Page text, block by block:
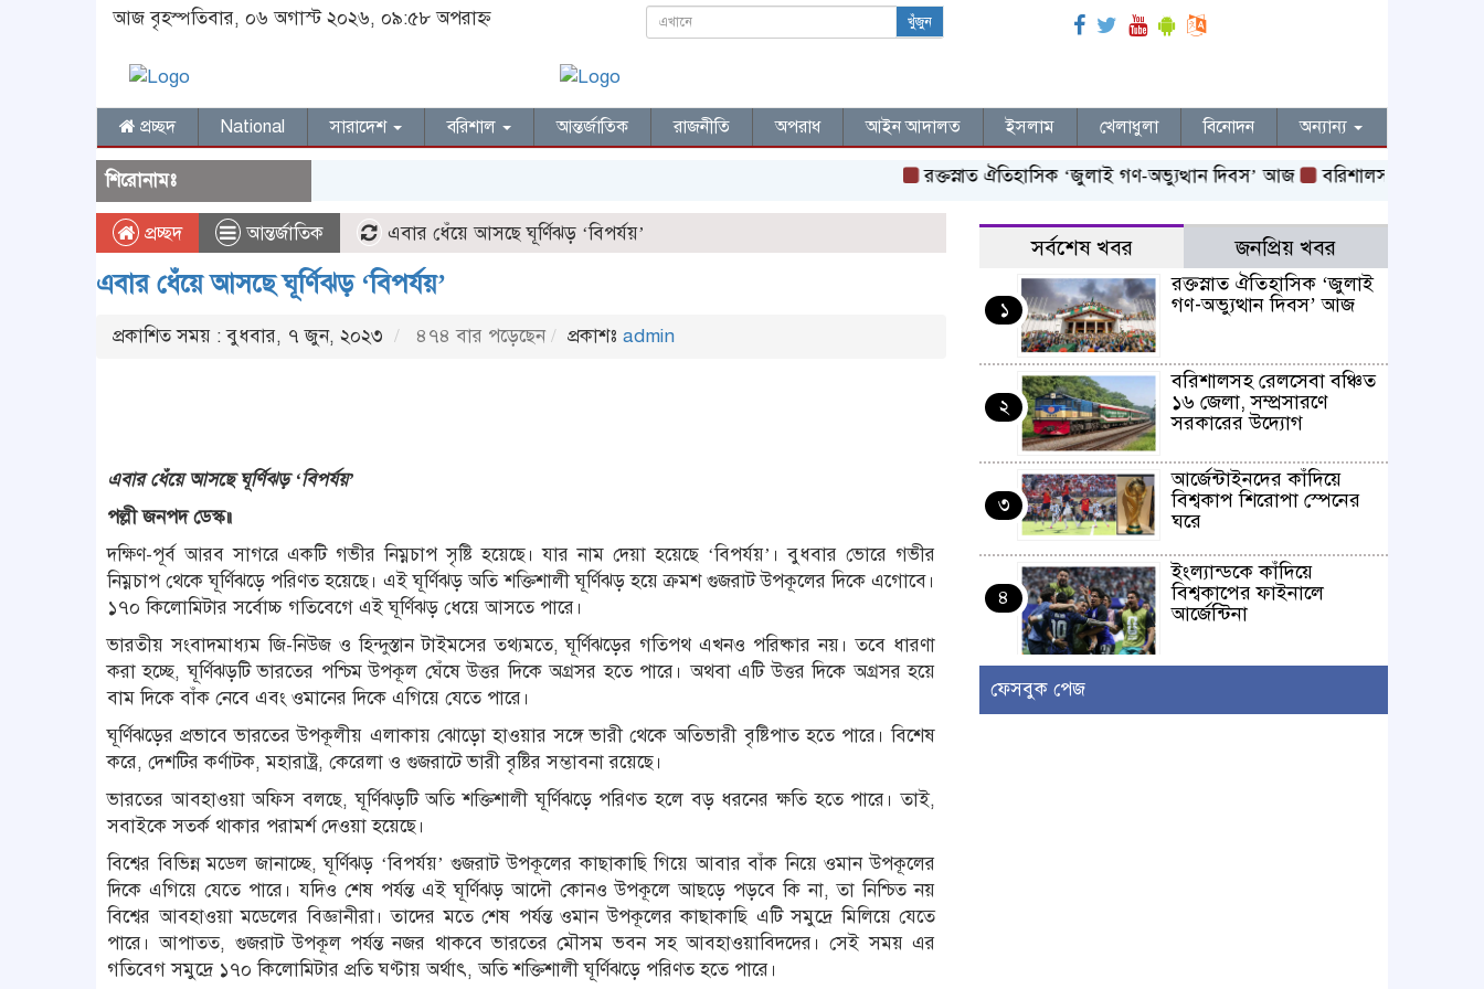
আজ বৃহস্পতিবার, ০৬ অগাস্ট ২০২৬, ০৯:৫৮ অপরাহ্ন খুঁজুন
প্রচ্ছদ National সারাদেশ বরিশাল আন্তর্জাতিক রাজনীতি অপরাধ আইন আদালত ইসলাম খেলাধুলা বিনোদন অন্যান্য
শিরোনামঃ রক্তস্নাত ঐতিহাসিক ‌‘জুলাই গণ-অভ্যুত্থান দিবস’ আজ বরিশালসহ রেলসেবা
প্রচ্ছদ আন্তর্জাতিক এবার ধেঁয়ে আসছে ঘূর্ণিঝড় ‘বিপর্যয়’
এবার ধেঁয়ে আসছে ঘূর্ণিঝড় ‘বিপর্যয়’
প্রকাশিত সময় : বুধবার, ৭ জুন, ২০২৩ ৪৭৪ বার পড়েছেন প্রকাশঃ admin
এবার ধেঁয়ে আসছে ঘূর্ণিঝড় ‘বিপর্যয়’
পল্লী জনপদ ডেস্ক॥
দক্ষিণ-পূর্ব আরব সাগরে একটি গভীর নিম্নচাপ সৃষ্টি হয়েছে। যার নাম দেয়া হয়েছে ‘বিপর্যয়’। বুধবার ভোরে গভীর
নিম্নচাপ থেকে ঘূর্ণিঝড়ে পরিণত হয়েছে। এই ঘূর্ণিঝড় অতি শক্তিশালী ঘূর্ণিঝড় হয়ে ক্রমশ গুজরাট উপকূলের দিকে এগোবে।
১৭০ কিলোমিটার সর্বোচ্চ গতিবেগে এই ঘূর্ণিঝড় ধেয়ে আসতে পারে।
ভারতীয় সংবাদমাধ্যম জি-নিউজ ও হিন্দুস্তান টাইমসের তথ্যমতে, ঘূর্ণিঝড়ের গতিপথ এখনও পরিষ্কার নয়। তবে ধারণা
করা হচ্ছে, ঘূর্ণিঝড়টি ভারতের পশ্চিম উপকূল ঘেঁষে উত্তর দিকে অগ্রসর হতে পারে। অথবা এটি উত্তর দিকে অগ্রসর হয়ে
বাম দিকে বাঁক নেবে এবং ওমানের দিকে এগিয়ে যেতে পারে।
ঘূর্ণিঝড়ের প্রভাবে ভারতের উপকূলীয় এলাকায় ঝোড়ো হাওয়ার সঙ্গে ভারী থেকে অতিভারী বৃষ্টিপাত হতে পারে। বিশেষ
করে, দেশটির কর্ণাটক, মহারাষ্ট্র, কেরেলা ও গুজরাটে ভারী বৃষ্টির সম্ভাবনা রয়েছে।
ভারতের আবহাওয়া অফিস বলছে, ঘূর্ণিঝড়টি অতি শক্তিশালী ঘূর্ণিঝড়ে পরিণত হলে বড় ধরনের ক্ষতি হতে পারে। তাই,
সবাইকে সতর্ক থাকার পরামর্শ দেওয়া হয়েছে।
বিশ্বের বিভিন্ন মডেল জানাচ্ছে, ঘূর্ণিঝড় ‘বিপর্যয়’ গুজরাট উপকূলের কাছাকাছি গিয়ে আবার বাঁক নিয়ে ওমান উপকূলের
দিকে এগিয়ে যেতে পারে। যদিও শেষ পর্যন্ত এই ঘূর্ণিঝড় আদৌ কোনও উপকূলে আছড়ে পড়বে কি না, তা নিশ্চিত নয়
বিশ্বের আবহাওয়া মডেলের বিজ্ঞানীরা। তাদের মতে শেষ পর্যন্ত ওমান উপকূলের কাছাকাছি এটি সমুদ্রে মিলিয়ে যেতে
পারে। আপাতত, গুজরাট উপকূল পর্যন্ত নজর থাকবে ভারতের মৌসম ভবন সহ আবহাওয়াবিদদের। সেই সময় এর
গতিবেগ সমুদ্রে ১৭০ কিলোমিটার প্রতি ঘণ্টায় অর্থাৎ, অতি শক্তিশালী ঘূর্ণিঝড়ে পরিণত হতে পারে।
সর্বশেষ খবর জনপ্রিয় খবর
১
রক্তস্নাত ঐতিহাসিক ‌‘জুলাই
গণ-অভ্যুত্থান দিবস’ আজ
২
বরিশালসহ রেলসেবা বঞ্চিত
১৬ জেলা, সম্প্রসারণে
সরকারের উদ্যোগ
৩
আর্জেন্টাইনদের কাঁদিয়ে
বিশ্বকাপ শিরোপা স্পেনের
ঘরে
৪
ইংল্যান্ডকে কাঁদিয়ে
বিশ্বকাপের ফাইনালে
আর্জেন্টিনা
৫
ফেসবুক পেজ